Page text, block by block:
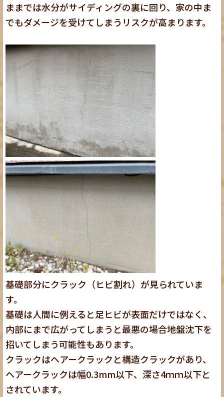
ままでは水分がサイディングの裏に回り、家の中ま
でもダメージを受けてしまうリスクが高まります。
基礎部分にクラック（ヒビ割れ）が見られていま
す。
基礎は人間に例えると足ヒビが表面だけではなく、
内部にまで広がってしまうと最悪の場合地盤沈下を
招いてしまう可能性もあります。
クラックはヘアークラックと構造クラックがあり、
ヘアークラックは幅0.3mm以下、深さ4ｍｍ以下と
されています。